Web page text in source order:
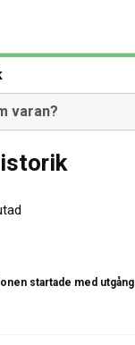
varan?
startade med